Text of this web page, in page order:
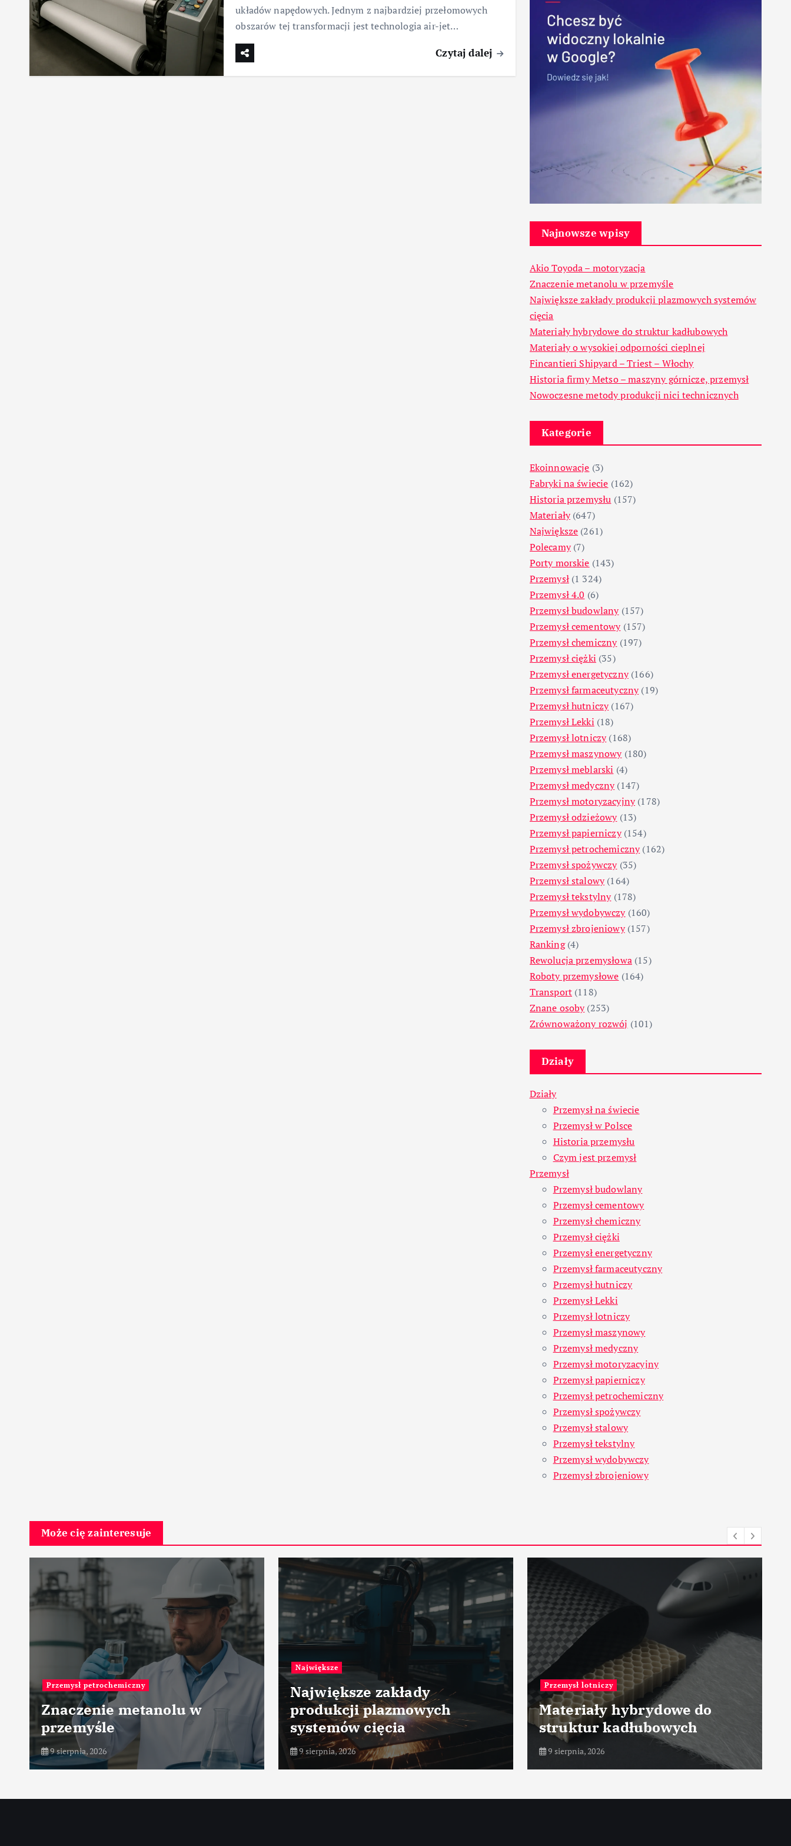
układów napędowych. Jednym z najbardziej przełomowych
obszarów tej transformacji jest technologia air-jet…
Czytaj dalej
Najnowsze wpisy
Akio Toyoda – motoryzacja
Znaczenie metanolu w przemyśle
Największe zakłady produkcji plazmowych systemów
cięcia
Materiały hybrydowe do struktur kadłubowych
Materiały o wysokiej odporności cieplnej
Fincantieri Shipyard – Triest – Włochy
Historia firmy Metso – maszyny górnicze, przemysł
Nowoczesne metody produkcji nici technicznych
Kategorie
Ekoinnowacje (3)
Fabryki na świecie (162)
Historia przemysłu (157)
Materiały(647)
Największe (261)
Polecamy(7)
Porty morskie (143)
Przemysł(1 324)
Przemysł 4.0 (6)
Przemysł budowlany(157)
Przemysł cementowy(157)
Przemysł chemiczny(197)
Przemysł ciężki (35)
Przemysł energetyczny(166)
Przemysł farmaceutyczny(19)
Przemysł hutniczy(167)
Przemysł Lekki (18)
Przemysł lotniczy(168)
Przemysł maszynowy(180)
Przemysł meblarski (4)
Przemysł medyczny(147)
Przemysł motoryzacyjny(178)
Przemysł odzieżowy(13)
Przemysł papierniczy(154)
Przemysł petrochemiczny(162)
Przemysł spożywczy(35)
Przemysł stalowy(164)
Przemysł tekstylny(178)
Przemysł wydobywczy(160)
Przemysł zbrojeniowy(157)
Ranking(4)
Rewolucja przemysłowa(15)
Roboty przemysłowe (164)
Transport (118)
Znane osoby(253)
Zrównoważony rozwój (101)
Działy
Działy
Przemysł na świecie
Przemysł w Polsce
Historia przemysłu
Czym jest przemysł
Przemysł
Przemysł budowlany
Przemysł cementowy
Przemysł chemiczny
Przemysł ciężki
Przemysł energetyczny
Przemysł farmaceutyczny
Przemysł hutniczy
Przemysł Lekki
Przemysł lotniczy
Przemysł maszynowy
Przemysł medyczny
Przemysł motoryzacyjny
Przemysł papierniczy
Przemysł petrochemiczny
Przemysł spożywczy
Przemysł stalowy
Przemysł tekstylny
Przemysł wydobywczy
Przemysł zbrojeniowy
Może cię zainteresuje
w
Największe
Największe zakłady
produkcji plazmowych
systemów cięcia
9 sierpnia, 2026
Przemysł lotniczy
Materiały hybrydowe do
struktur kadłubowych
9 sierpnia, 2026
Przemysł maszynowy
Materiały o
odporności
9 sierpnia, 2026